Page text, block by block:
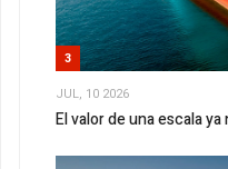
3
JUL, 10 2026
El valor de una escala